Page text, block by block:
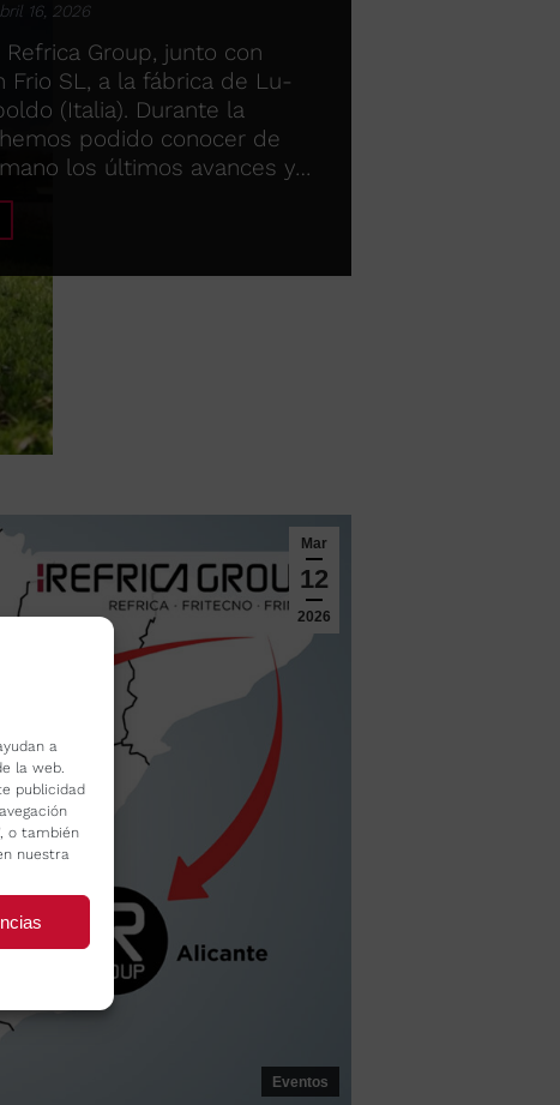
a
la web.
publicidad
o también
nuestra
16, 2026
Group, junto con
Frio SL, a la fábrica de Lu-
(Italia). Durante la
podido conocer de
los últimos avances y…
Mar
12
2026
Eventos